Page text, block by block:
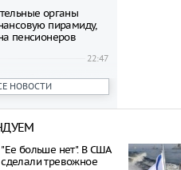
органы
пирамиду,
пенсионеров
22:47
гибнут на
неизвестной
22:42
застряли на
и Польши
22:38
НОВОСТИ
"Ее больше нет". В США
сделали тревожное